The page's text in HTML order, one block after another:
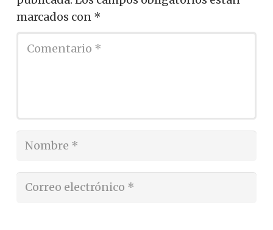
marcados con *